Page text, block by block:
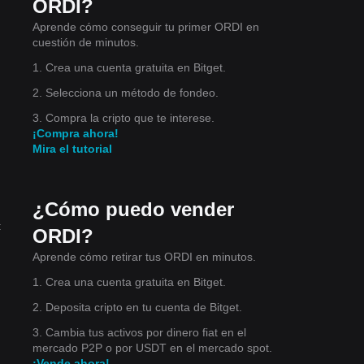
ORDI?
Aprende cómo conseguir tu primer ORDI en
cuestión de minutos.
1. Crea una cuenta gratuita en Bitget.
2. Selecciona un método de fondeo.
3. Compra la cripto que te interese.
¡Compra ahora!
Mira el tutorial
¿Cómo puedo vender
ORDI?
Aprende cómo retirar tus ORDI en minutos.
1. Crea una cuenta gratuita en Bitget.
2. Deposita cripto en tu cuenta de Bitget.
3. Cambia tus activos por dinero fiat en el
mercado P2P o por USDT en el mercado spot.